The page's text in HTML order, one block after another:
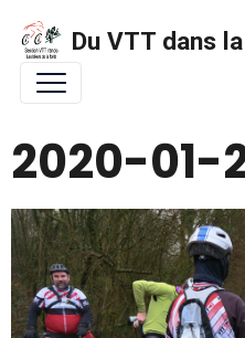
Du VTT dans
2020-